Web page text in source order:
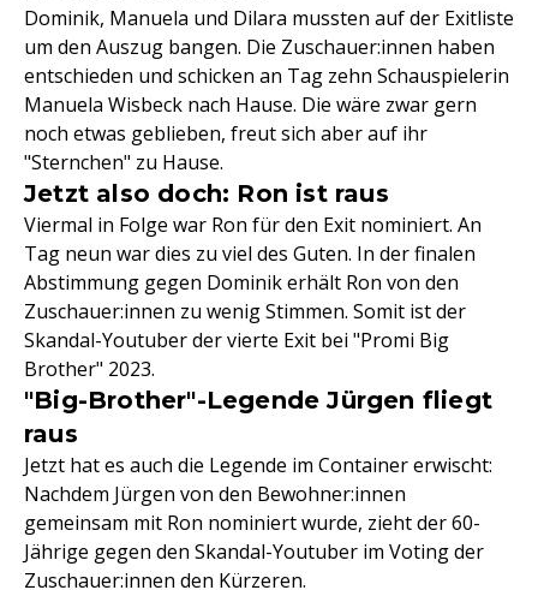
Dominik, Manuela und Dilara mussten auf der Exitliste
um den Auszug bangen. Die Zuschauer:innen haben
entschieden und schicken an Tag zehn Schauspielerin
Manuela Wisbeck nach Hause. Die wäre zwar gern
noch etwas geblieben, freut sich aber auf ihr
"Sternchen" zu Hause.
Jetzt also doch: Ron ist raus
Viermal in Folge war Ron für den Exit nominiert. An
Tag neun war dies zu viel des Guten. In der finalen
Abstimmung gegen Dominik erhält Ron von den
Zuschauer:innen zu wenig Stimmen. Somit ist der
Skandal-Youtuber der vierte Exit bei "Promi Big
Brother" 2023.
"Big-Brother"-Legende Jürgen fliegt
raus
Jetzt hat es auch die Legende im Container erwischt:
Nachdem Jürgen von den Bewohner:innen
gemeinsam mit Ron nominiert wurde, zieht der 60-
Jährige gegen den Skandal-Youtuber im Voting der
Zuschauer:innen den Kürzeren.